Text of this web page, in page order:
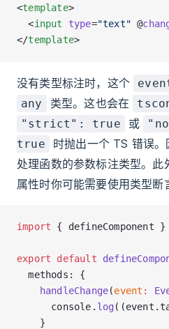
<template>
  <
input type="text" @
</template>
没有类型标注时，这个
any 类型。这也会在
"strict": true 或
true
时抛出一个 TS 错误
处理函数的参数标注类型。此
属性时你可能需要使用类型断
import { defineComponent }
export default
  methods: {
    handleChange
(event :
      console.
log
    }